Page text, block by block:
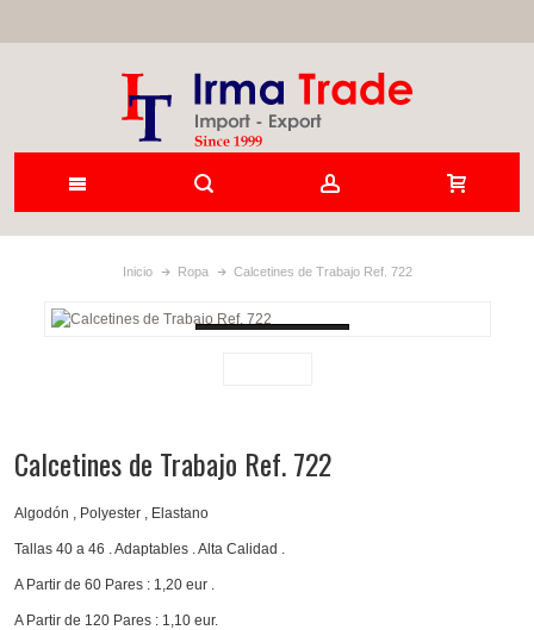
Inicio Ropa Calcetines de Trabajo Ref. 722
Calcetines de Trabajo Ref. 722
Algodón , Polyester , Elastano
Tallas 40 a 46 . Adaptables . Alta Calidad .
A Partir de 60 Pares : 1,20 eur .
A Partir de 120 Pares : 1,10 eur.